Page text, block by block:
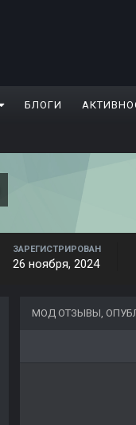
БЛОГИ
ЗАРЕГИСТРИРОВАН
26 ноября, 2024
МОД ОТЗЫВЫ,